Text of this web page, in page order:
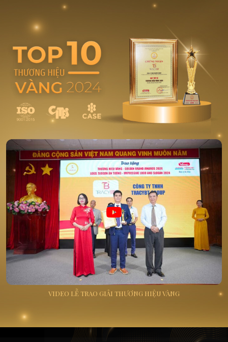
VIDEO LỄ TRAO GIẢI THƯƠNG HIỆU VÀNG